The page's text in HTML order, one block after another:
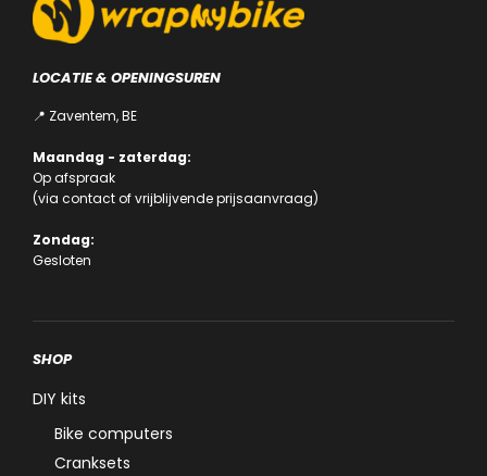
LOCATIE & OPENINGSUREN
📍 Zaventem, BE
Maandag - zaterdag:
Op afspraak
(via contactofvrijblijvende prijsaanvraag)
Zondag:
Gesloten
SHOP
DIY kits
Bike computers
Cranksets